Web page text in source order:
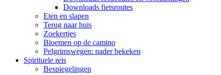
Downloads fietsroutes
Eten en slapen
Terug naar huis
Zoekertjes
Bloemen op de camino
Pelgrimswegen: nader bekeken
Spirituele reis
Bespiegelingen